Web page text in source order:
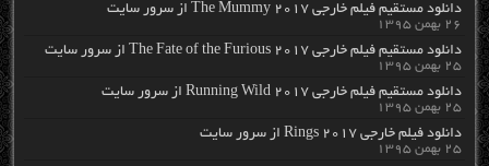
دانلود مستقیم فیلم خارجی The Mummy 2017 از سرور سایت
۲۶ بهمن ۱۳۹۵
دانلود مستقیم فیلم خارجی The Fate of the Furious 2017 از سرور سایت
۲۵ بهمن ۱۳۹۵
دانلود مستقیم فیلم خارجی Running Wild 2017 از سرور سایت
۲۵ بهمن ۱۳۹۵
دانلود فیلم خارجی Rings 2017 از سرور سایت
۲۵ بهمن ۱۳۹۵